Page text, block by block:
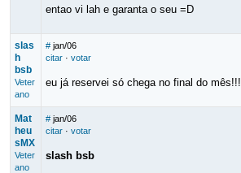
entao vi lah e garanta o seu =D
slas
h
bsb
Veter
ano
# jan/06
citar· votar
eu já reservei só chega no final do mês!!!
Mat
heu
sMX
Veter
ano
# jan/06
citar· votar
slash bsb